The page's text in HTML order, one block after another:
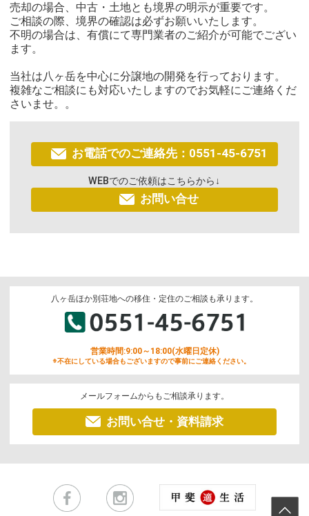
売却の場合、中古・土地とも境界の明示が重要です。
ご相談の際、境界の確認は必ずお願いいたします。
不明の場合は、有償にて専門業者のご紹介が可能でござい
ます。
当社は八ヶ岳を中心に分譲地の開発を行っております。
複雑なご相談にも対応いたしますのでお気軽にご連絡くだ
さいませ。。
お電話でのご連絡先：0551-45-6751
WEBでのご依頼はこちらから↓
お問い合せ
八ヶ岳ほか別荘地への移住・定住のご相談も承ります。
営業時間:9:00～18:00(水曜日定休)
※不在にしている場合もございますので事前にご連絡ください。
メールフォームからもご相談承ります。
お問い合せ・資料請求